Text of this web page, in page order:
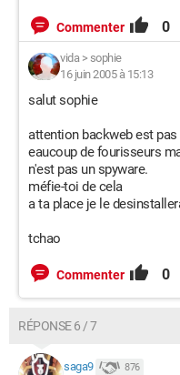
Commenter 0
vida> sophie
16 juin 2005 à 15:13
salut sophie
attention backweb est
eaucoup de fourisseurs
n'est pas un spyware.
méfie-toi de cela
a ta place je le
tchao
Commenter 0
RÉPONSE 6 / 7
saga9 876